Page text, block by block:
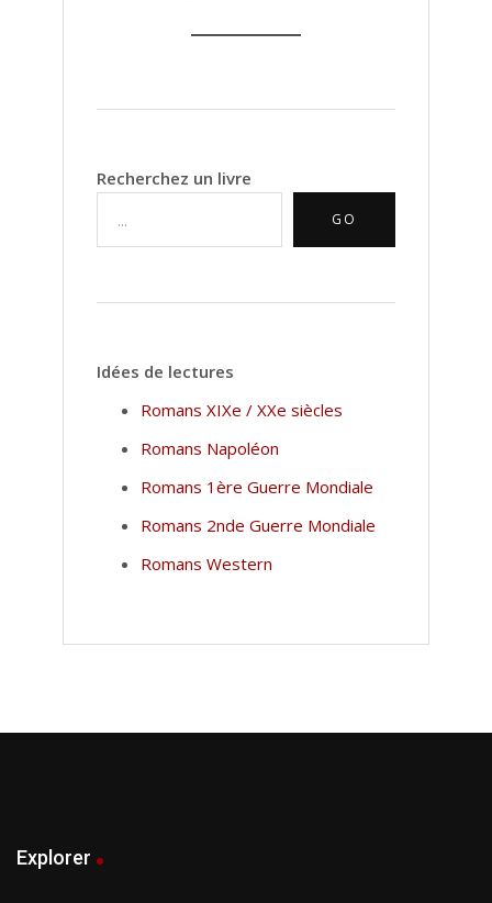
Recherchez un livre
GO
Idées de lectures
Romans XIXe / XXe siècles
Romans Napoléon
Romans 1ère Guerre Mondiale
Romans 2nde Guerre Mondiale
Romans Western
Explorer